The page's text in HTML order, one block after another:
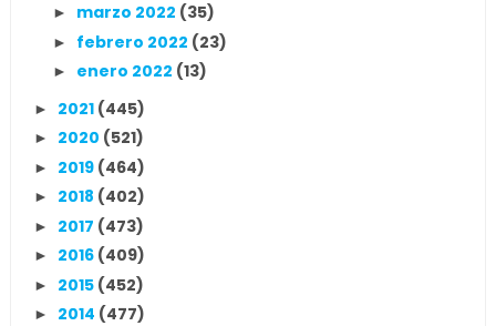
► marzo 2022 (35)
► febrero 2022 (23)
► enero 2022 (13)
► 2021 (445)
► 2020 (521)
► 2019 (464)
► 2018 (402)
► 2017 (473)
► 2016 (409)
► 2015 (452)
► 2014 (477)